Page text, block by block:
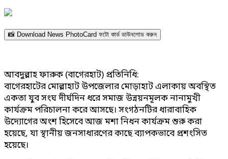
📸 Download News PhotoCard ফটো কার্ড ডাউনলোড করুন
আবদুল্লাহ ফারুক (বাগেরহাট) প্রতিনিধি:
বাগেরহাটের মোল্লাহাট উপজেলার মোড়াহাট এলাকায় অবস্থিত
একতা যুব সংঘ দীর্ঘদিন ধরে সমাজ উন্নয়নমূলক নানামুখী
কার্যক্রম পরিচালনা করে আসছে। সংগঠনটির ধারাবাহিক
উদ্যোগের অংশ হিসেবে আজ মশা নিধন কার্যক্রম শুরু করা
হয়েছে, যা স্থানীয় জনসাধারণের কাছে ব্যাপকভাবে প্রশংসিত
হয়েছে।